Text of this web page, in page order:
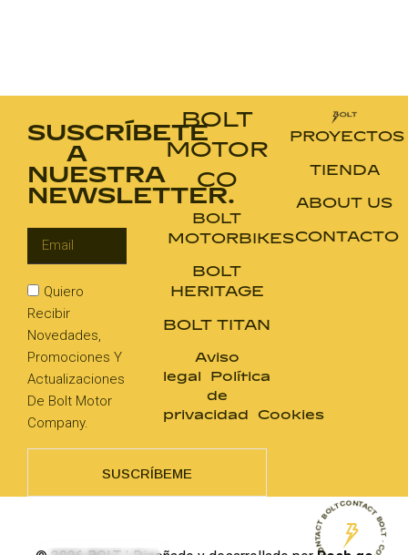
CONTACT BOLT · CONTACT BOLT · CONTACT BOLT ·
SUSCRÍBETE
A
NUESTRA
NEWSLETTER.
Quiero
Recibir
Novedades,
Promociones Y
Actualizaciones
De Bolt Motor
Company.
SUSCRÍBEME
BOLT
MOTOR
CO
BOLT
MOTORBIKES
BOLT
HERITAGE
BOLT TITAN
Aviso
legal Política
de
privacidad Cookies
PROYECTOS
TIENDA
ABOUT US
CONTACTO